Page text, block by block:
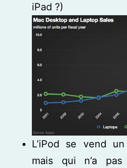
iPad ?)
L’iPod se vend
mais qui n’a pas